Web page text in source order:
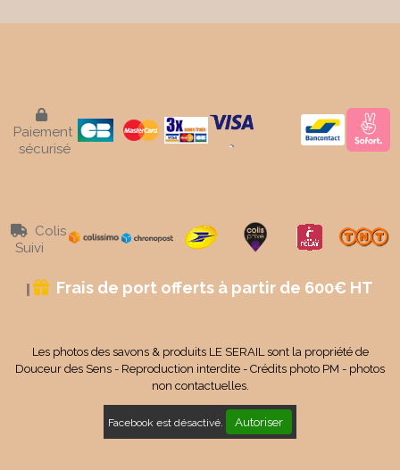

Paiement
sécurisé

Colis
Suivi
 Frais de port offerts à partir de 600€ HT
Les photos des savons & produits LE SERAIL sont la propriété de
Douceur des Sens - Reproduction interdite - Crédits photo PM - photos
non contactuelles.
Facebook est désactivé. Autoriser